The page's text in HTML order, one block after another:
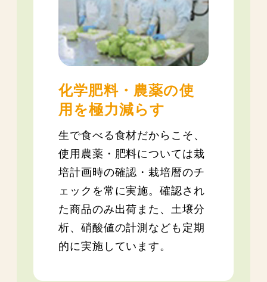
化学肥料・農薬の使
用を極力減らす
生で食べる食材だからこそ、
使用農薬・肥料については栽
培計画時の確認・栽培暦のチ
ェックを常に実施。確認され
た商品のみ出荷また、土壌分
析、硝酸値の計測なども定期
的に実施しています。